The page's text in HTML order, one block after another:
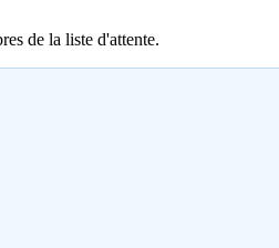
de la liste d'attente.